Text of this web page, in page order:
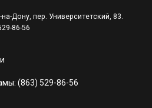
на-Дону, пер. Университетский, 83.
86-56
(863) 529-86-56